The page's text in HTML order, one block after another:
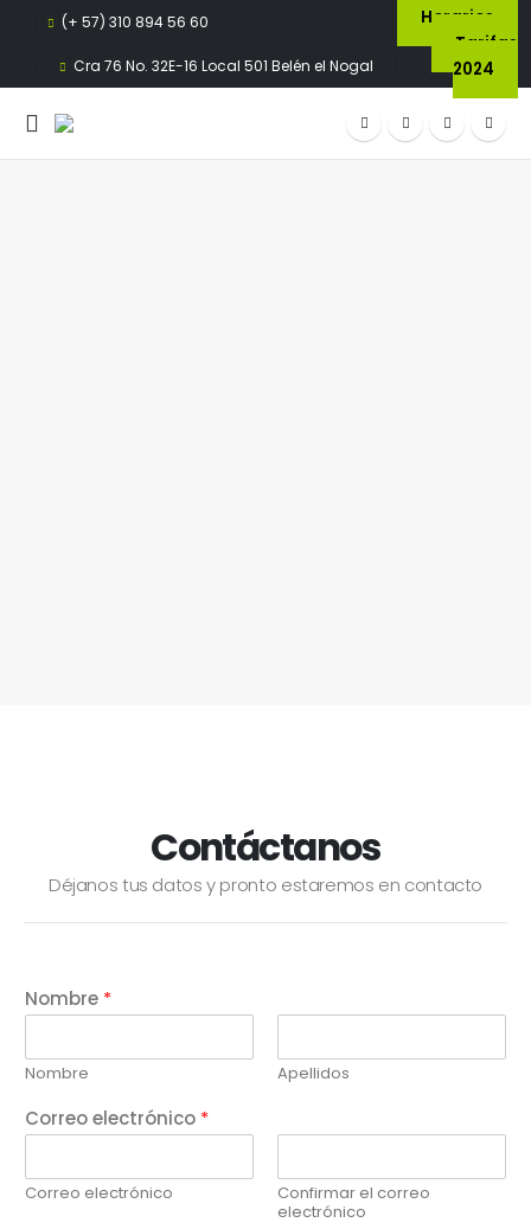
(+ 57) 310 894 56 60
Cra 76 No. 32E-16 Local 501 Belén el Nogal
Horarios
Tarifas
2024
Contáctanos
Déjanos tus datos y pronto estaremos en contacto
Nombre *
Nombre Apellidos
Correo electrónico *
Correo electrónico
Confirmar el correo
electrónico